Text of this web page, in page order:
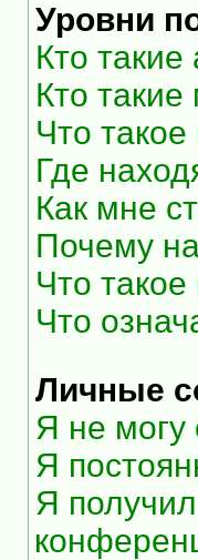
Уровни
Кто
Кто
Что
Где
Как мне
Почему
Что
Что
Личные
Я не могу
Я
Я